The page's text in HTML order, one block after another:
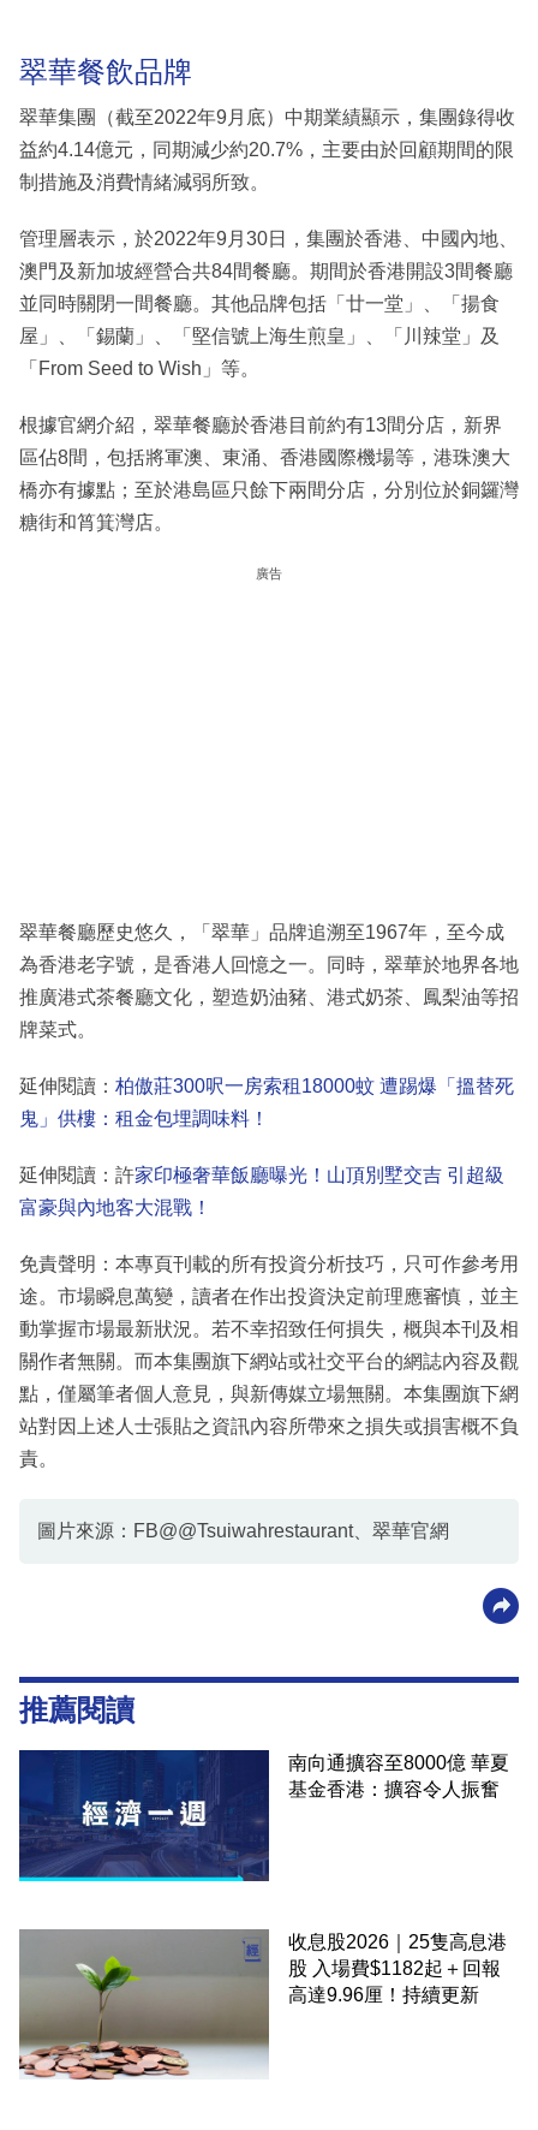
翠華餐飲品牌
翠華集團（截至2022年9月底）中期業績顯示，集團錄得收
益約4.14億元，同期減少約20.7%，主要由於回顧期間的限
制措施及消費情緒減弱所致。
管理層表示，於2022年9月30日，集團於香港、中國內地、
澳門及新加坡經營合共84間餐廳。期間於香港開設3間餐廳
並同時關閉一間餐廳。其他品牌包括「廿一堂」、「揚食
屋」、「錫蘭」、「堅信號上海生煎皇」、「川辣堂」及
「From Seed to Wish」等。
根據官網介紹，翠華餐廳於香港目前約有13間分店，新界
區佔8間，包括將軍澳、東涌、香港國際機場等，港珠澳大
橋亦有據點；至於港島區只餘下兩間分店，分別位於銅鑼灣
糖街和筲箕灣店。
廣告
翠華餐廳歷史悠久，「翠華」品牌追溯至1967年，至今成
為香港老字號，是香港人回憶之一。同時，翠華於地界各地
推廣港式茶餐廳文化，塑造奶油豬、港式奶茶、鳳梨油等招
牌菜式。
延伸閱讀： 柏傲莊300呎一房索租18000蚊 遭踢爆「搵替死
鬼」供樓：租金包埋調味料！
延伸閱讀：許家印極奢華飯廳曝光！山頂別墅交吉 引超級
富豪與內地客大混戰！
免責聲明：本專頁刊載的所有投資分析技巧，只可作參考用
途。市場瞬息萬變，讀者在作出投資決定前理應審慎，並主
動掌握市場最新狀況。若不幸招致任何損失，概與本刊及相
關作者無關。而本集團旗下網站或社交平台的網誌內容及觀
點，僅屬筆者個人意見，與新傳媒立場無關。本集團旗下網
站對因上述人士張貼之資訊內容所帶來之損失或損害概不負
責。
圖片來源：FB@@Tsuiwahrestaurant、翠華官網
推薦閱讀
南向通擴容至8000億 華夏
基金香港：擴容令人振奮
收息股2026｜25隻高息港
股 入場費$1182起＋回報
高達9.96厘！持續更新